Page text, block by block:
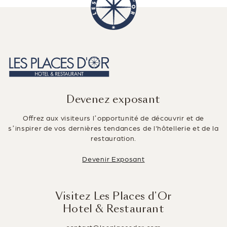
o
o
n
ai ta
g
Devenez exposant
Offrez aux visiteurs l’opportunité de découvrir et de
s’inspirer de vos dernières tendances de l'hôtellerie et de la
restauration.
Devenir Exposant
Visitez Les Places d’Or
Hotel & Restaurant